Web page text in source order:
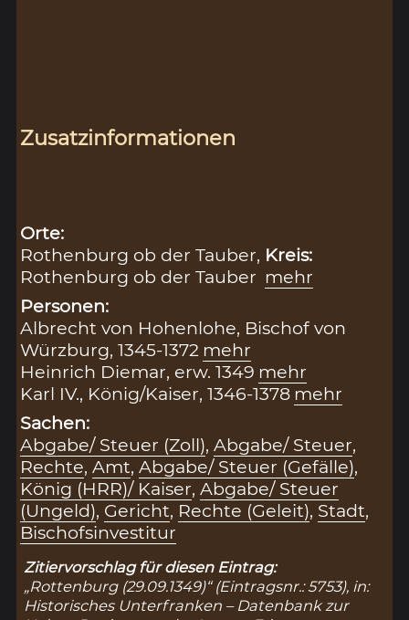
Zusatzinformationen
Orte:
Rothenburg ob der Tauber, Kreis:
Rothenburg ob der Tauber mehr
Personen:
Albrecht von Hohenlohe, Bischof von
Würzburg, 1345-1372 mehr
Heinrich Diemar, erw. 1349 mehr
Karl IV., König/Kaiser, 1346-1378 mehr
Sachen:
Abgabe/ Steuer (Zoll),Abgabe/ Steuer,
Rechte,Amt,Abgabe/ Steuer (Gefälle),
König (HRR)/ Kaiser,Abgabe/ Steuer
(Ungeld), Gericht, Rechte (Geleit), Stadt,
Bischofsinvestitur
Zitiervorschlag für diesen Eintrag:
„Rottenburg (29.09.1349)“ (Eintragsnr.: 5753), in:
Historisches Unterfranken – Datenbank zur